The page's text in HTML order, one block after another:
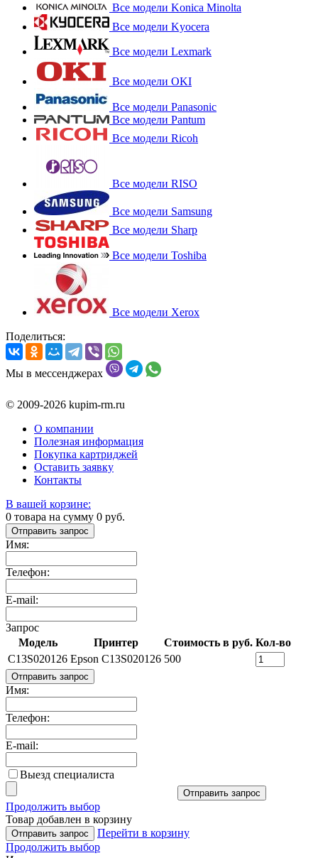
Все модели Konica Minolta
Все модели Kyocera
Все модели Lexmark
Все модели OKI
Все модели Panasonic
Все модели Pantum
Все модели Ricoh
Все модели RISO
Все модели Samsung
Все модели Sharp
Все модели Toshiba
Все модели Xerox
Поделиться:
Мы в мессенджерах
© 2009-2026 kupim-rm.ru
О компании
Полезная информация
Покупка картриджей
Оставить заявку
Контакты
В вашей корзине:
0 товара на сумму 0 руб.
Отправить запрос
Имя:
Телефон:
E-mail:
Запрос
Модель
Принтер Стоимость в руб. Кол-во
C13S020126 Epson C13S020126 500
Отправить запрос
Имя:
Телефон:
E-mail:
Выезд специалиста
Отправить запрос
Продолжить выбор
Товар добавлен в корзину
Отправить запрос
Перейти в корзину
Продолжить выбор